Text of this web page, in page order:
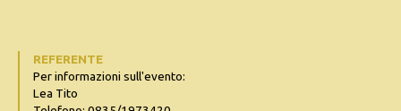
REFERENTE
Per informazioni sull'evento:
Lea Tito